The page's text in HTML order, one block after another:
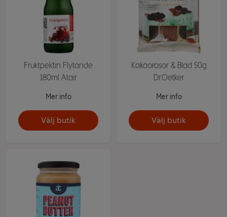
Fruktpektin Flytande
180ml Atair
Mer info
Välj butik
Kakaorosor & Blad 50g
Dr.Oetker
Mer info
Välj butik